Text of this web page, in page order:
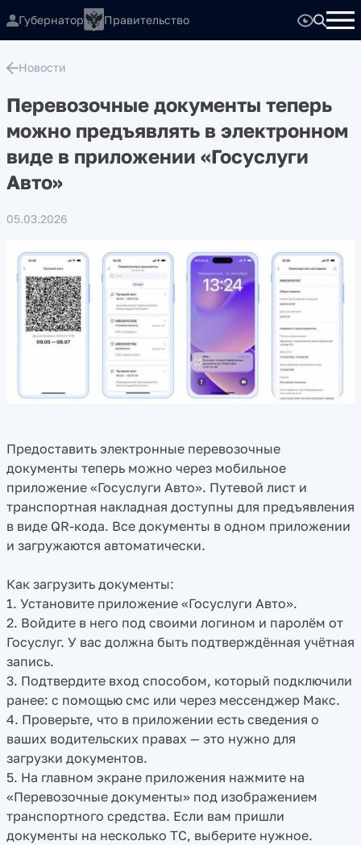
Губернатор Правительство
Новости
Перевозочные документы теперь
можно предъявлять в электронном
виде в приложении «Госуслуги
Авто»
05.03.2026
Предоставить электронные перевозочные
документы теперь можно через мобильное
приложение «Госуслуги Авто». Путевой лист и
транспортная накладная доступны для предъявления
в виде QR-кода. Все документы в одном приложении
и загружаются автоматически.
Как загрузить документы:
1. Установите приложение «Госуслуги Авто».
2. Войдите в него под своими логином и паролём от
Госуслуг. У вас должна быть подтверждённая учётная
запись.
3. Подтвердите вход способом, который подключили
ранее: с помощью смс или через мессенджер Макс.
4. Проверьте, что в приложении есть сведения о
ваших водительских правах — это нужно для
загрузки документов.
5. На главном экране приложения нажмите на
«Перевозочные документы» под изображением
транспортного средства. Если вам пришли
документы на несколько ТС, выберите нужное.